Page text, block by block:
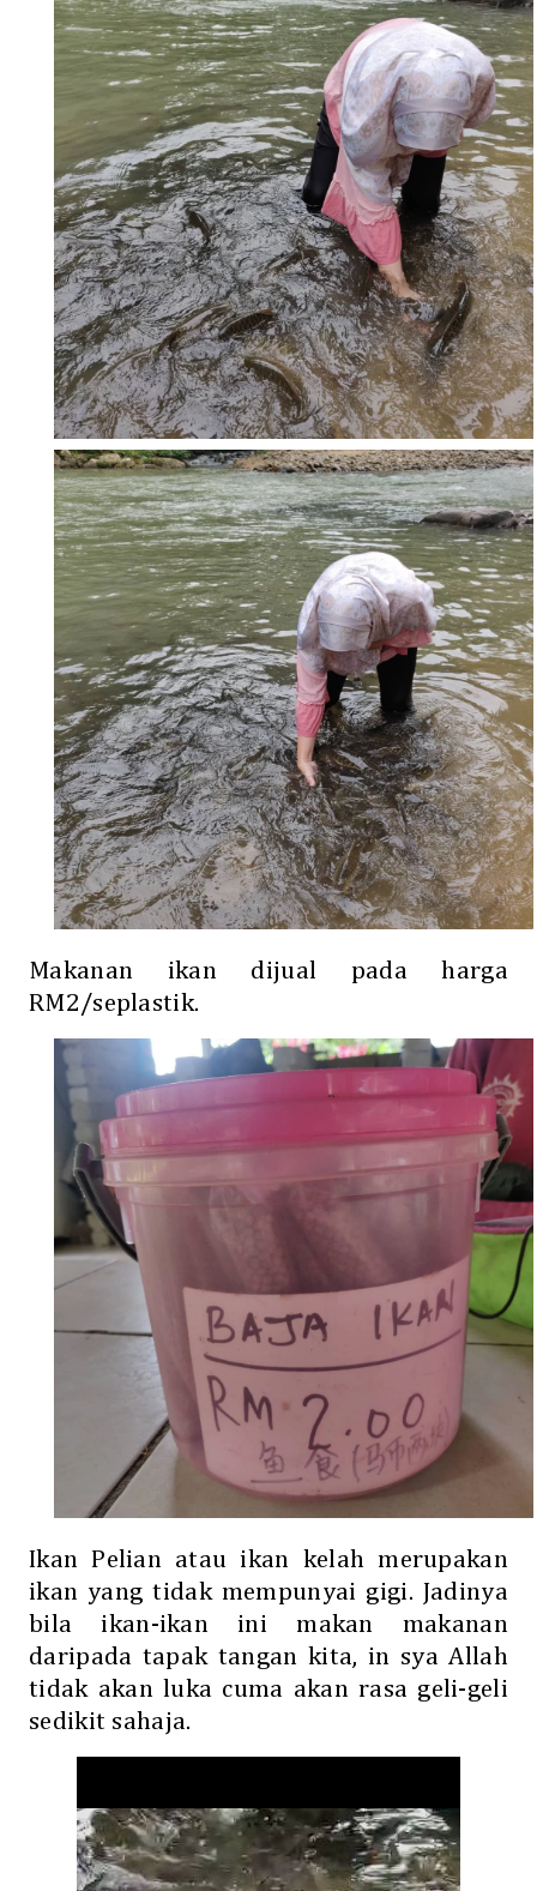
Makanan ikan dijual pada harga
RM2/seplastik.
Ikan Pelian atau ikan kelah merupakan
ikan yang tidak mempunyai gigi. Jadinya
bila ikan-ikan ini makan makanan
daripada tapak tangan kita, in sya Allah
tidak akan luka cuma akan rasa geli-geli
sedikit sahaja.